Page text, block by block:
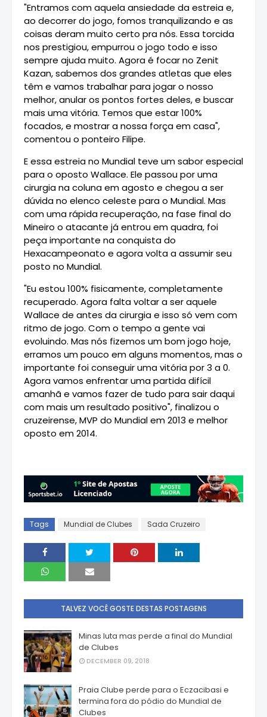
"Entramos com aquela ansiedade da estreia e,
ao decorrer do jogo, fomos tranquilizando e as
coisas deram muito certo pra nós. Essa torcida
nos prestigiou, empurrou o jogo todo e isso
sempre ajuda muito. Agora é focar no Zenit
Kazan, sabemos dos grandes atletas que eles
têm e vamos trabalhar para jogar o nosso
melhor, anular os pontos fortes deles, e buscar
mais uma vitória. Temos que estar 100%
focados, e mostrar a nossa força em casa",
comentou o ponteiro Filipe.
E essa estreia no Mundial teve um sabor especial
para o oposto Wallace. Ele passou por uma
cirurgia na coluna em agosto e chegou a ser
dúvida no elenco celeste para o Mundial. Mas
com uma rápida recuperação, na fase final do
Mineiro o atacante já entrou em quadra, foi
peça importante na conquista do
Hexacampeonato e agora volta a assumir seu
posto no Mundial.
"Eu estou 100% fisicamente, completamente
recuperado. Agora falta voltar a ser aquele
Wallace de antes da cirurgia e isso só vem com
ritmo de jogo. Com o tempo a gente vai
evoluindo. Mas nós fizemos um bom jogo hoje,
erramos um pouco em alguns momentos, mas o
importante foi conseguir uma vitória por 3 a 0.
Agora vamos enfrentar uma partida difícil
amanhã e vamos fazer de tudo para sair daqui
com mais um resultado positivo", finalizou o
cruzeirense, MVP do Mundial em 2013 e melhor
oposto em 2014.
Tags Mundial de Clubes Sada Cruzeiro
TALVEZ VOCÊ GOSTE DESTAS POSTAGENS
Minas luta mas perde a final do Mundial
de Clubes
DECEMBER 09, 2018
Praia Clube perde para o Eczacibasi e
termina fora do pódio do Mundial de
Clubes